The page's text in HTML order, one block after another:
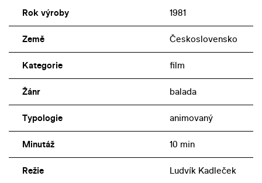
Rok výroby 1981
Země Československo
Kategorie film
Žánr balada
Typologie animovaný
Minutáž 10 min
Režie Ludvík Kadleček